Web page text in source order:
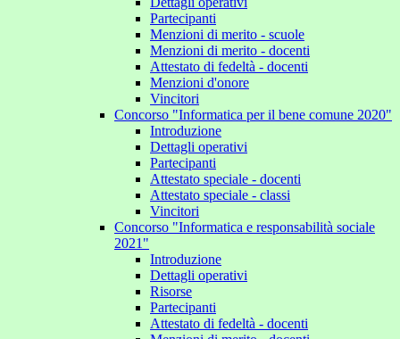
Partecipanti
Menzioni di merito - scuole
Menzioni di merito - docenti
Attestato di fedeltà - docenti
Menzioni d'onore
Vincitori
Concorso "Informatica per il bene comune 2020"
Introduzione
Dettagli operativi
Partecipanti
Attestato speciale - docenti
Attestato speciale - classi
Vincitori
Concorso "Informatica e responsabilità sociale
2021"
Introduzione
Dettagli operativi
Risorse
Partecipanti
Attestato di fedeltà - docenti